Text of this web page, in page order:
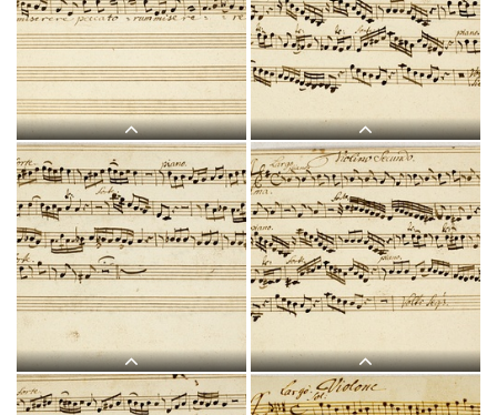
H 4, G.J. Werner, Alma
redemptoris mater,
Titelblatt-1.jpg
H 4, G.J. Werner, Alma
redemptoris mater, Tenore
H 4, G.J. Werner, Alma
redemptoris mater, Tenore
solo-2.jpg
H 4, G.J. Werner, Alma
redemptoris mater, Violino